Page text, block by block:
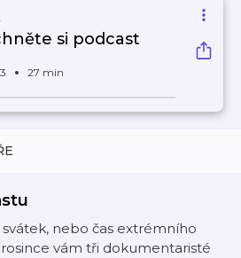
si podcast
27 min
nebo čas extrémního
vám tři dokumentaristé